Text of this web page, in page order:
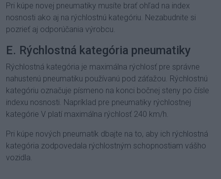
Pri kúpe novej pneumatiky musíte brať ohľad na index
nosnosti ako aj na rýchlostnú kategóriu. Nezabudnite si
pozrieť aj odporúčania výrobcu.
E. Rýchlostná kategória pneumatiky
Rýchlostná kategória je maximálna rýchlosť pre správne
nahustenú pneumatiku používanú pod záťažou. Rýchlostnú
kategóriu označuje písmeno na konci bočnej steny po čísle
indexu nosnosti. Napríklad pre pneumatiky rýchlostnej
kategórie V platí maximálna rýchlosť 240 km/h.
Pri kúpe nových pneumatík dbajte na to, aby ich rýchlostná
kategória zodpovedala rýchlostným schopnostiam vášho
vozidla.